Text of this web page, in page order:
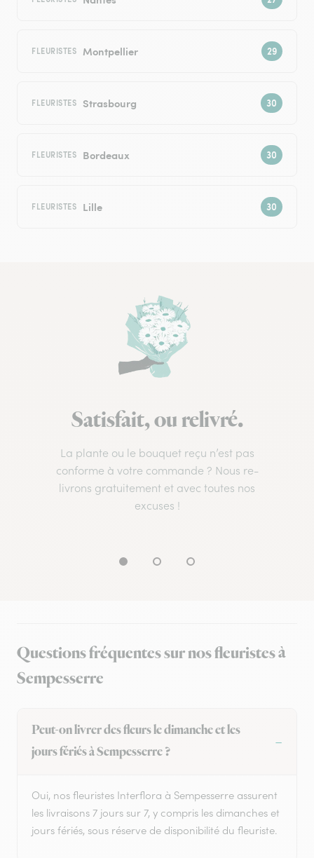
FLEURISTES Montpellier
FLEURISTES Strasbourg
FLEURISTES Bordeaux
FLEURISTES Lille
Satisfait, ou relivré.
La plante ou le bouquet reçu n’est pas
conforme à votre commande ? Nous re-
livrons gratuitement et avec toutes nos
excuses !
Questions fréquentes sur nos fleuristes à
Sempesserre
Peut-on livrer des fleurs le dimanche et les
jours fériés à Sempesserre ?
Oui, nos fleuristes Interflora à Sempesserre assurent
les livraisons 7 jours sur 7, y compris les dimanches et
jours fériés, sous réserve de disponibilité du fleuriste.